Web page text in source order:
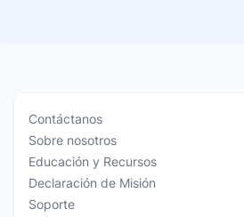
Contáctanos
Sobre nosotros
Educación y Recursos
Declaración de Misión
Soporte